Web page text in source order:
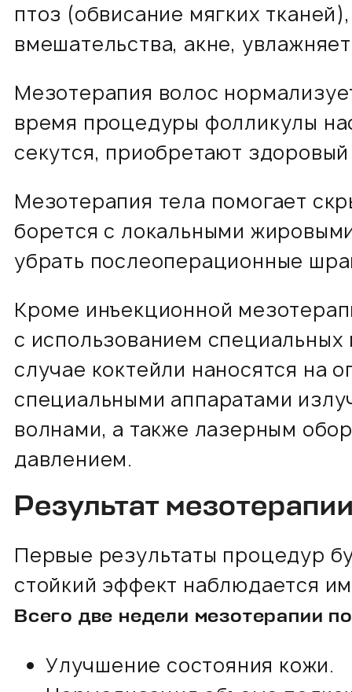
птоз (обвисание мягких
вмешательства, акне,
Мезотерапия волос
время процедуры фолликулы
секутся, приобретают
Мезотерапия тела помогает
борется с локальными
убрать послеоперационные
Кроме инъекционной
с использованием
случае коктейли наносятся на
специальными аппаратами
волнами, а также лазерным
давлением.
Результат
Первые результаты процедур
стойкий эффект наблюдается
Всего две недели мезотерапии
Улучшение состояния кожи.